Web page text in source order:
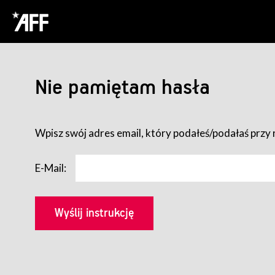
Nie pamiętam hasła
Wpisz swój adres email, który podałeś/podałaś
E-Mail: